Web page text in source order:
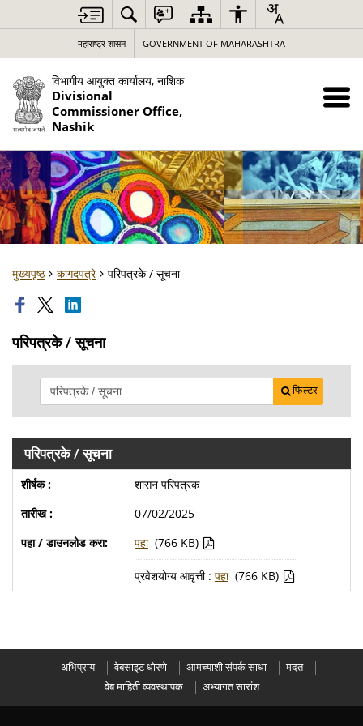
महाराष्ट्र शासन GOVERNMENT OF MAHARASHTRA
विभागीय आयुक्त कार्यालय, नाशिक
Divisional
Commissioner Office,
Nashik
मुख्यपृष्ठ कागदपत्रे परिपत्रके / सूचना
परिपत्रके / सूचना
फिल्टर
परिपत्रके / सूचना
शासन परिपत्रक
07/02/2025
पहा (766 KB)
प्रवेशयोग्य आवृत्ती : पहा (766 KB)
अभिप्राय वेबसाइट धोरणे आमच्याशी संपर्क साधा
मदत
वेब माहिती व्यवस्थापक
अभ्यागत सारांश